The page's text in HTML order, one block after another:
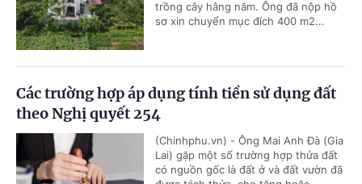
trồng cây hằng năm. Ông đã nộp hồ
sơ xin chuyển mục đích 400 m2...
Các trường hợp áp dụng tính tiền sử dụng đất
theo Nghị quyết 254
(Chinhphu.vn) - Ông Mai Anh Đà (Gia
Lai) gặp một số trường hợp thửa đất
có nguồn gốc là đất ở và đất vườn đã